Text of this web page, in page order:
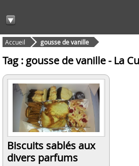
Accueil gousse de vanille
Tag : gousse de vanille - La
Biscuits sablés aux
divers parfums